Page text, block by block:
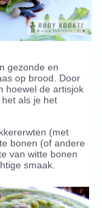
gezonde en
op brood. Door
hoewel de artisjok
als je het
(met
bonen (of andere
van witte bonen
smaak.